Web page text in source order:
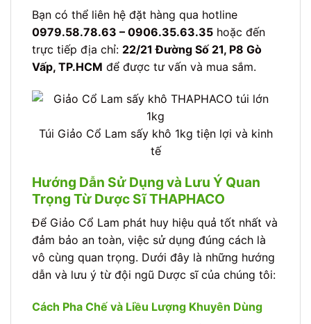
Bạn có thể liên hệ đặt hàng qua hotline
0979.58.78.63 – 0906.35.63.35 hoặc đến
trực tiếp địa chỉ: 22/21 Đường Số 21, P8 Gò
Vấp, TP.HCM để được tư vấn và mua sắm.
Túi Giảo Cổ Lam sấy khô 1kg tiện lợi và kinh
tế
Hướng Dẫn Sử Dụng và Lưu Ý Quan
Trọng Từ Dược Sĩ THAPHACO
Để Giảo Cổ Lam phát huy hiệu quả tốt nhất và
đảm bảo an toàn, việc sử dụng đúng cách là
vô cùng quan trọng. Dưới đây là những hướng
dẫn và lưu ý từ đội ngũ Dược sĩ của chúng tôi:
Cách Pha Chế và Liều Lượng Khuyên Dùng